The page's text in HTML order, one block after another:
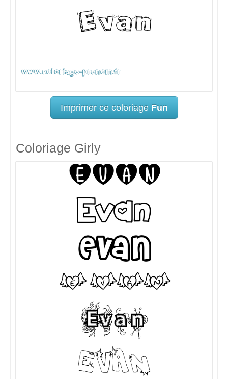
Imprimer ce coloriage Fun
Coloriage Girly